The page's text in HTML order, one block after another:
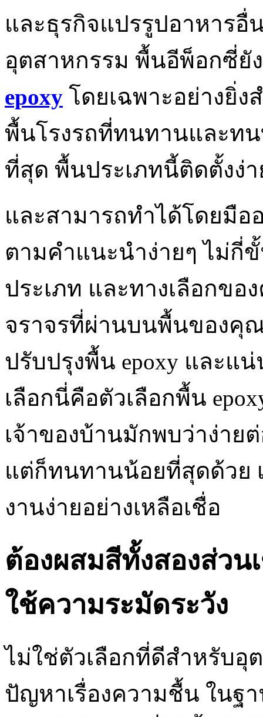
และธุรกิจแปรรูปอาหารอื่
อุตสาหกรรม พื้นอีพ็อกซี่ยั
epoxy โดยเฉพาะอย่างยิ่
พื้นโรงรถที่ทนทานและท
ที่สุด พื้นประเภทนี้ติดตั้งง่า
และสามารถทำได้โดยมือ
ตามคำแนะนำง่ายๆ ไม่กี่
ประเภท และทางเลือกข
จราจรที่ผ่านบนพื้นของคุ
ปรับปรุงพื้น epoxy และแ
เลือกนี่คือตัวเลือกพื้น
เจ้าของบ้านมักพบว่าง่าย
แต่ก็ทนทานน้อยที่สุดด้วย
งานง่ายอย่างเหลือเชื่อ
ต้องผสมสีทั้งสองส่ว
ใช้ความระมัดระวัง
ไม่ใช่ตัวเลือกที่ดีสำหรับ
ปัญหาเรื่องความชื้น ในฐ